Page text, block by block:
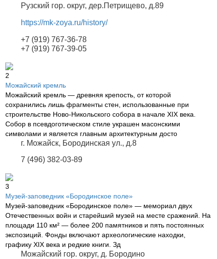
Рузский гор. округ, дер.Петрищево, д.89
https://mk-zoya.ru/history/
+7 (919) 767-36-78
+7 (919) 767-39-05
2
Можайский кремль
Можайский кремль — древняя крепость, от которой
сохранились лишь фрагменты стен, использованные при
строительстве Ново-Никольского собора в начале XIX века.
Собор в псевдоготическом стиле украшен масонскими
символами и является главным архитектурным досто
г. Можайск, Бородинская ул., д.8
7 (496) 382-03-89
3
Музей-заповедник «Бородинское поле»
Музей-заповедник «Бородинское поле» — мемориал двух
Отечественных войн и старейший музей на месте сражений. На
площади 110 км² — более 200 памятников и пять постоянных
экспозиций. Фонды включают археологические находки,
графику XIX века и редкие книги. Зд
Можайский гор. округ, д. Бородино